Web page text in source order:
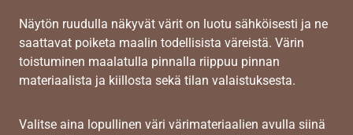
Näytön ruudulla näkyvät värit on luotu sähköisesti ja ne
saattavat poiketa maalin todellisista väreistä. Värin
toistuminen maalatulla pinnalla riippuu pinnan
materiaalista ja kiillosta sekä tilan valaistuksesta.
Valitse aina lopullinen väri värimateriaalien avulla siinä